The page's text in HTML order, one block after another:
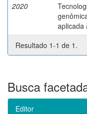
2020
aplicada
Resultado 1-1 de 1.
Busca
Editor